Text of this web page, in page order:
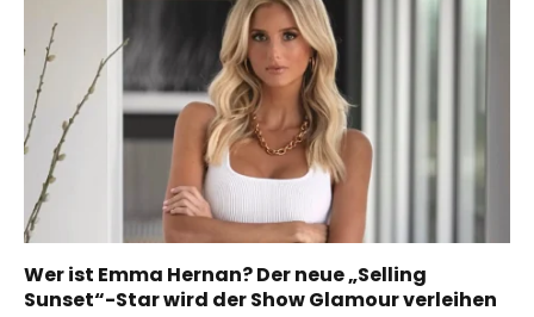
Wer ist Emma Hernan? Der neue „Selling
Sunset“-Star wird der Show Glamour verleihen